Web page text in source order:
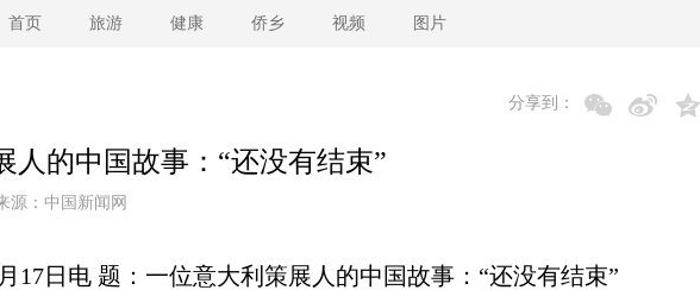
首页 旅游 健康 侨乡 视频 图片
分享到：
人的中国故事：“还没有结束”
源： 中国新闻网
日电 题：一位意大利策展人的中国故事：“还没有结束”